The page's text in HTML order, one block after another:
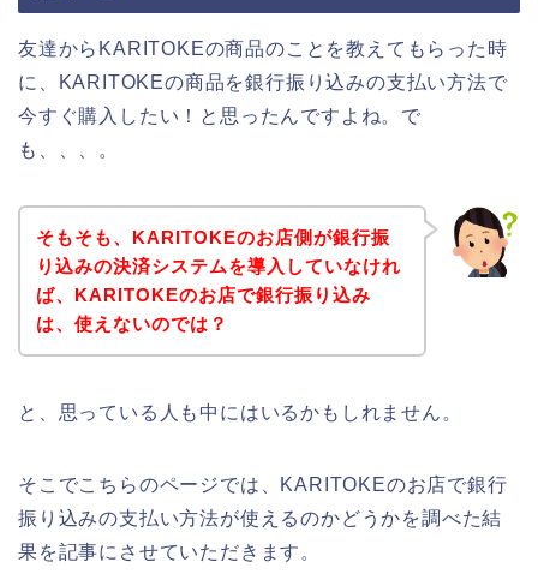
友達からKARITOKEの商品のことを教えてもらった時
に、KARITOKEの商品を銀行振り込みの支払い方法で
今すぐ購入したい！と思ったんですよね。で
も、、、。
そもそも、KARITOKEのお店側が銀行振
り込みの決済システムを導入していなけれ
ば、KARITOKEのお店で銀行振り込み
は、使えないのでは？
と、思っている人も中にはいるかもしれません。
そこでこちらのページでは、KARITOKEのお店で銀行
振り込みの支払い方法が使えるのかどうかを調べた結
果を記事にさせていただきます。